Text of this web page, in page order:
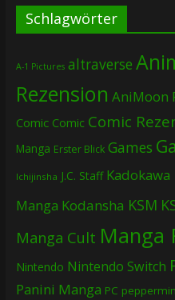
Schlagwörter
A-1 Pictures altraverse
Rezension AniMoon
Comic Comic Comic
Manga Erster Blick Games
Ichijinsha J.C. Staff Kadokawa
Manga Kodansha KSM
Manga Cult Manga
Nintendo Nintendo Switch
Panini Manga PC